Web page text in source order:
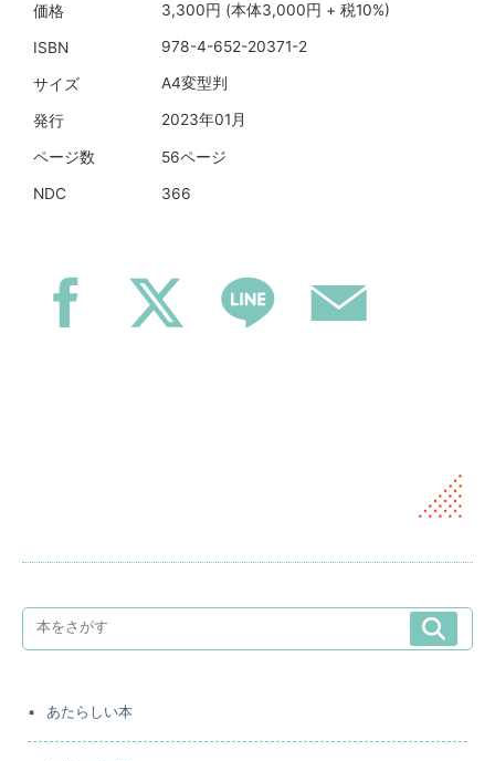
価格 3,300円 (本体3,000円 + 税10%)
ISBN 978-4-652-20371-2
サイズ A4変型判
発行 2023年01月
ページ数 56ページ
NDC 366
あたらしい本